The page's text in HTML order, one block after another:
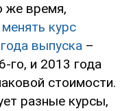
же время,
курс
выпуска –
го, и 2013 года
стоимости.
разные курсы,